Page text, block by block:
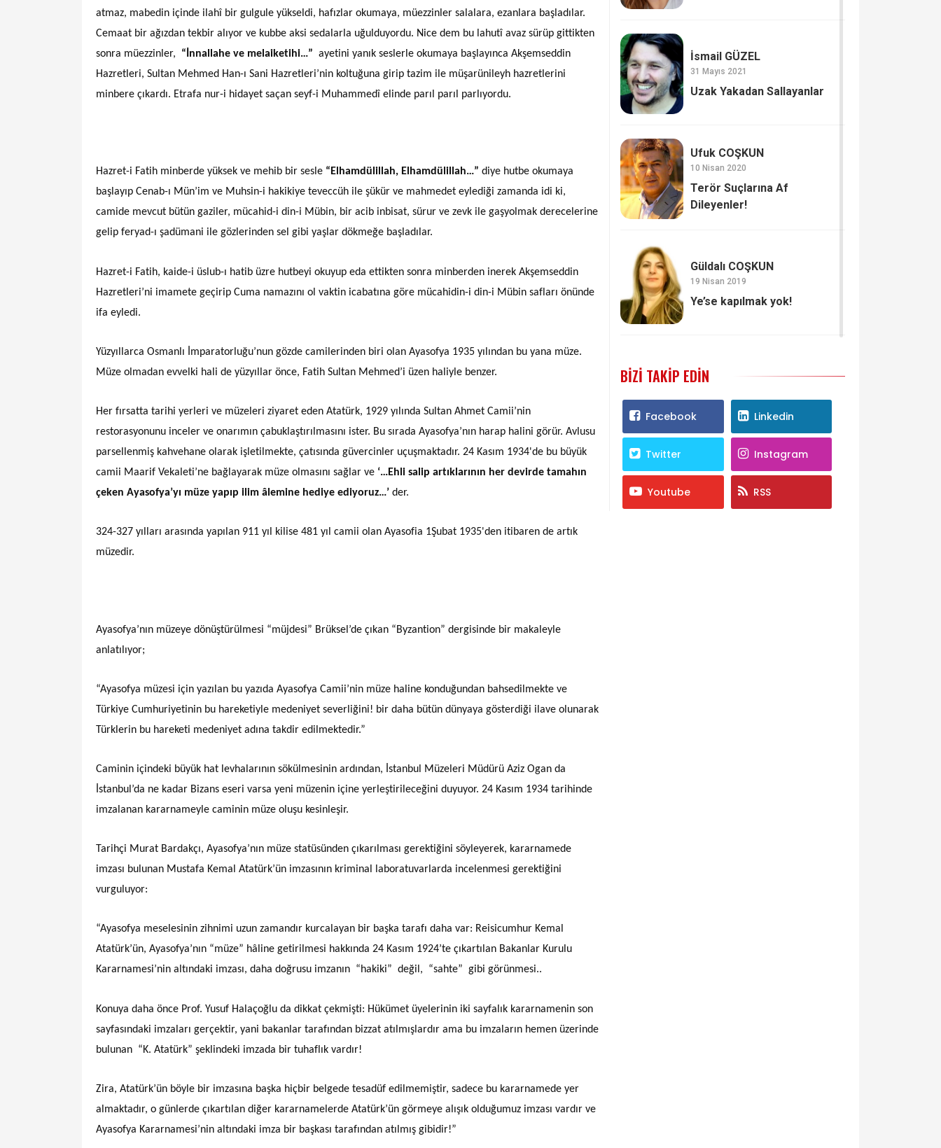
atmaz, mabedin içinde ilahî bir gulgule yükseldi, hafızlar okumaya, müezzinler salalara, ezanlara başladılar.
Cemaat bir ağızdan tekbir alıyor ve kubbe aksi sedalarla uğulduyordu. Nice dem bu lahutî avaz sürüp gittikten
sonra müezzinler, “İnnallahe ve melaiketihi…” ayetini yanık seslerle okumaya başlayınca Akşemseddin
Hazretleri, Sultan Mehmed Han-ı Sani Hazretleri’nin koltuğuna girip tazim ile müşarünileyh hazretlerini
minbere çıkardı. Etrafa nur-i hidayet saçan seyf-i Muhammedî elinde parıl parıl parlıyordu.
Hazret-i Fatih minberde yüksek ve mehib bir sesle “Elhamdülillah, Elhamdülillah…” diye hutbe okumaya
başlayıp Cenab-ı Mün’im ve Muhsin-i hakikiye teveccüh ile şükür ve mahmedet eylediği zamanda idi ki,
camide mevcut bütün gaziler, mücahid-i din-i Mübin, bir acib inbisat, sürur ve zevk ile gaşyolmak derecelerine
gelip feryad-ı şadümani ile gözlerinden sel gibi yaşlar dökmeğe başladılar.
Hazret-i Fatih, kaide-i üslub-ı hatib üzre hutbeyi okuyup eda ettikten sonra minberden inerek Akşemseddin
Hazretleri’ni imamete geçirip Cuma namazını ol vaktin icabatına göre mücahidin-i din-i Mübin safları önünde
ifa eyledi.
Yüzyıllarca Osmanlı İmparatorluğu’nun gözde camilerinden biri olan Ayasofya 1935 yılından bu yana müze.
Müze olmadan evvelki hali de yüzyıllar önce, Fatih Sultan Mehmed’i üzen haliyle benzer.
Her fırsatta tarihi yerleri ve müzeleri ziyaret eden Atatürk, 1929 yılında Sultan Ahmet Camii’nin
restorasyonunu inceler ve onarımın çabuklaştırılmasını ister. Bu sırada Ayasofya’nın harap halini görür. Avlusu
parsellenmiş kahvehane olarak işletilmekte, çatısında güvercinler uçuşmaktadır. 24 Kasım 1934'de bu büyük
camii Maarif Vekaleti’ne bağlayarak müze olmasını sağlar ve ‘…Ehli salip artıklarının her devirde tamahın
çeken Ayasofya’yı müze yapıp ilim âlemine hediye ediyoruz…’ der.
324-327 yılları arasında yapılan 911 yıl kilise 481 yıl camii olan Ayasofia 1Şubat 1935'den itibaren de artık
müzedir.
Ayasofya’nın müzeye dönüştürülmesi “müjdesi” Brüksel’de çıkan “Byzantion” dergisinde bir makaleyle
anlatılıyor;
“Ayasofya müzesi için yazılan bu yazıda Ayasofya Camii’nin müze haline konduğundan bahsedilmekte ve
Türkiye Cumhuriyetinin bu hareketiyle medeniyet severliğini! bir daha bütün dünyaya gösterdiği ilave olunarak
Türklerin bu hareketi medeniyet adına takdir edilmektedir.”
Caminin içindeki büyük hat levhalarının sökülmesinin ardından, İstanbul Müzeleri Müdürü Aziz Ogan da
İstanbul’da ne kadar Bizans eseri varsa yeni müzenin içine yerleştirileceğini duyuyor. 24 Kasım 1934 tarihinde
imzalanan kararnameyle caminin müze oluşu kesinleşir.
Tarihçi Murat Bardakçı, Ayasofya’nın müze statüsünden çıkarılması gerektiğini söyleyerek, kararnamede
imzası bulunan Mustafa Kemal Atatürk’ün imzasının kriminal laboratuvarlarda incelenmesi gerektiğini
vurguluyor:
“Ayasofya meselesinin zihnimi uzun zamandır kurcalayan bir başka tarafı daha var: Reisicumhur Kemal
Atatürk’ün, Ayasofya’nın “müze” hâline getirilmesi hakkında 24 Kasım 1924’te çıkartılan Bakanlar Kurulu
Kararnamesi’nin altındaki imzası, daha doğrusu imzanın “hakiki” değil, “sahte” gibi görünmesi..
Konuya daha önce Prof. Yusuf Halaçoğlu da dikkat çekmişti: Hükümet üyelerinin iki sayfalık kararnamenin son
sayfasındaki imzaları gerçektir, yani bakanlar tarafından bizzat atılmışlardır ama bu imzaların hemen üzerinde
bulunan “K. Atatürk” şeklindeki imzada bir tuhaflık vardır!
Zira, Atatürk’ün böyle bir imzasına başka hiçbir belgede tesadüf edilmemiştir, sadece bu kararnamede yer
almaktadır, o günlerde çıkartılan diğer kararnamelerde Atatürk’ün görmeye alışık olduğumuz imzası vardır ve
Ayasofya Kararnamesi’nin altındaki imza bir başkası tarafından atılmış gibidir!”
İsmail GÜZEL
31 Mayıs 2021
Uzak Yakadan Sallayanlar
Ufuk COŞKUN
10 Nisan 2020
Terör Suçlarına Af
Dileyenler!
Güldalı COŞKUN
19 Nisan 2019
Ye’se kapılmak yok!
BIZI TAKIP EDIN
Facebook Linkedin
Twitter Instagram
Youtube RSS